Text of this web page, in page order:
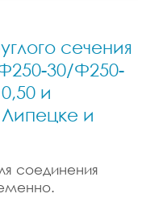
сечения
30/Ф250-
и
и
соединения